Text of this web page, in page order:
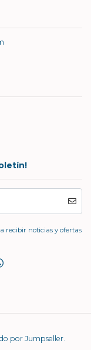
recibir noticias y ofertas
por Jumpseller.